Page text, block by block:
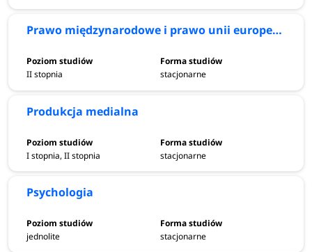
Prawo międzynarodowe i prawo unii europejskiej
II stopnia stacjonarne
Produkcja medialna
I stopnia, II stopnia stacjonarne
Psychologia
jednolite stacjonarne